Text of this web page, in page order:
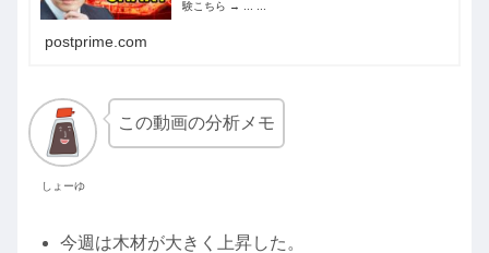
験こちら → ... ...
postprime.com
しょーゆ
この動画の分析メモ
今週は木材が大きく上昇した。